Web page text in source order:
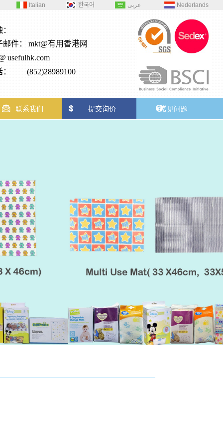
Italian 한국어 عربى Nederlands
件：
mkt@有用香港网
usefulhk.com
： (852)28989100
联系我们 提交询价 常见问题